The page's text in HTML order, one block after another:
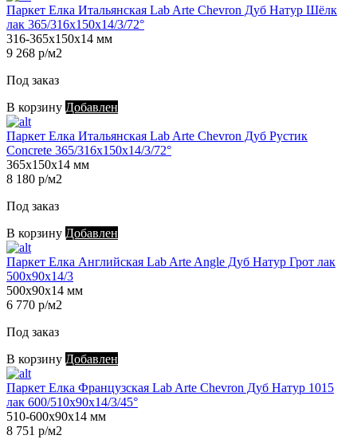
Паркет Елка Итальянская Lab Arte Chevron Дуб Натур Шёлк
лак 365/316х150х14/3/72°
316-365х150х14 мм
9 268 р/м2
Под заказ
В корзину Добавлен
Паркет Елка Итальянская Lab Arte Chevron Дуб Рустик
Concrete 365/316х150х14/3/72°
365х150х14 мм
8 180 р/м2
Под заказ
В корзину Добавлен
Паркет Елка Английская Lab Arte Angle Дуб Натур Грот лак
500х90х14/3
500х90х14 мм
6 770 р/м2
Под заказ
В корзину Добавлен
Паркет Елка Французская Lab Arte Chevron Дуб Натур 1015
лак 600/510х90х14/3/45°
510-600х90х14 мм
8 751 р/м2